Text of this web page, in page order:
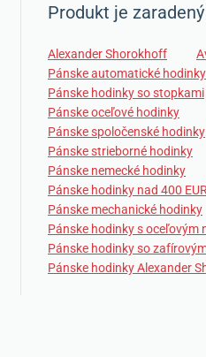
Produkt je
Alexander Shorokhoff
Pánske automatické hodinky
Pánske hodinky so stopkami
Pánske oceľové hodinky
Pánske spoločenské hodinky
Pánske strieborné hodinky
Pánske nemecké hodinky
Pánske hodinky nad 400 EUR
Pánske mechanické hodinky
Pánske hodinky s oceľovým
Pánske hodinky so
Pánske hodinky Alexander